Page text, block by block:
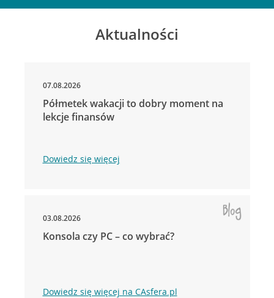
Aktualności
07.08.2026
Półmetek wakacji to dobry moment na
lekcje finansów
Dowiedz się więcej
03.08.2026
Konsola czy PC – co wybrać?
Dowiedz się więcej na CAsfera.pl